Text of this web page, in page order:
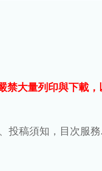
禁大量列印與下載
投稿須知，目次服